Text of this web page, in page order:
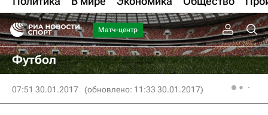
Матч-центр
Футбол
07:51 30.01.2017 (обновлено: 11:33 30.01.2017)